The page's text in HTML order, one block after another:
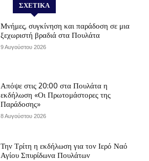
ΣΧΕΤΙΚΆ
Μνήμες, συγκίνηση και παράδοση σε μια
ξεχωριστή βραδιά στα Πουλάτα
9 Αυγούστου 2026
Απόψε στις 20:00 στα Πουλάτα η
εκδήλωση «Οι Πρωτομάστορες της
Παράδοσης»
8 Αυγούστου 2026
Την Τρίτη η εκδήλωση για τον Ιερό Ναό
Αγίου Σπυρίδωνα Πουλάτων